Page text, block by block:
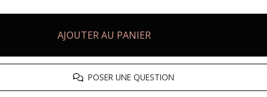
AJOUTER AU PANIER
POSER UNE QUESTION